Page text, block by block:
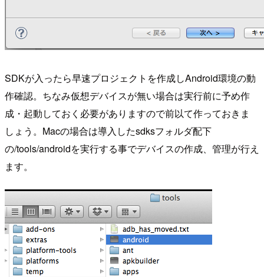
SDKが入ったら早速プロジェクトを作成しAndroid環境の動
作確認。ちなみ仮想デバイスが無い場合は実行前に予め作
成・起動しておく必要がありますので前以て作っておきま
しょう。Macの場合は導入したsdksフォルダ配下
の/tools/androidを実行する事でデバイスの作成、管理が行え
ます。